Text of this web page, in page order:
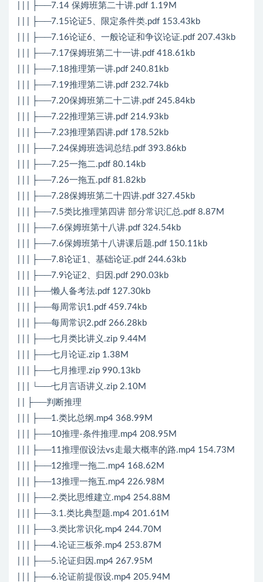
| | | ├──7.14 保姆班第二十讲.pdf 1.19M
| | | ├──7.15论证5、限定条件类.pdf 153.43kb
| | | ├──7.16论证6、一般论证和争议论证.pdf 207.43kb
| | | ├──7.17保姆班第二十一讲.pdf 418.61kb
| | | ├──7.18推理第一讲.pdf 240.81kb
| | | ├──7.19推理第二讲.pdf 232.74kb
| | | ├──7.20保姆班第二十二讲.pdf 245.84kb
| | | ├──7.22推理第三讲.pdf 214.93kb
| | | ├──7.23推理第四讲.pdf 178.52kb
| | | ├──7.24保姆班选词总结.pdf 393.86kb
| | | ├──7.25一拖二.pdf 80.14kb
| | | ├──7.26一拖五.pdf 81.82kb
| | | ├──7.28保姆班第二十四讲.pdf 327.45kb
| | | ├──7.5类比推理第四讲 部分常识汇总.pdf 8.87M
| | | ├──7.6保姆班第十八讲.pdf 324.54kb
| | | ├──7.6保姆班第十八讲课后题.pdf 150.11kb
| | | ├──7.8论证1、基础论证.pdf 244.63kb
| | | ├──7.9论证2、归因.pdf 290.03kb
| | | ├──懒人备考法.pdf 127.30kb
| | | ├──每周常识1.pdf 459.74kb
| | | ├──每周常识2.pdf 266.28kb
| | | ├──七月类比讲义.zip 9.44M
| | | ├──七月论证.zip 1.38M
| | | ├──七月推理.zip 990.13kb
| | | └──七月言语讲义.zip 2.10M
| | ├──判断推理
| | | ├──1.类比总纲.mp4 368.99M
| | | ├──10推理-条件推理.mp4 208.95M
| | | ├──11推理假设法vs走最大概率的路.mp4 154.73M
| | | ├──12推理一拖二.mp4 168.62M
| | | ├──13推理一拖五.mp4 226.98M
| | | ├──2.类比思维建立.mp4 254.88M
| | | ├──3.1.类比典型题.mp4 201.61M
| | | ├──3.类比常识化.mp4 244.70M
| | | ├──4.论证三板斧.mp4 253.87M
| | | ├──5.论证归因.mp4 267.95M
| | | ├──6.论证前提假设.mp4 205.94M